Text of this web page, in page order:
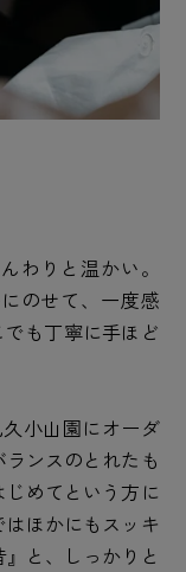
わりと温かい。
のせて、一度感
も丁寧に手ほど
小山園にオーダ
ンスのとれたも
めてという方に
ほかにもスッキ
と、しっかりと